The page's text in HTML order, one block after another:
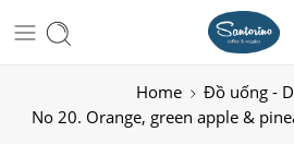
Home
Đồ uống -
No 20. Orange, green apple &